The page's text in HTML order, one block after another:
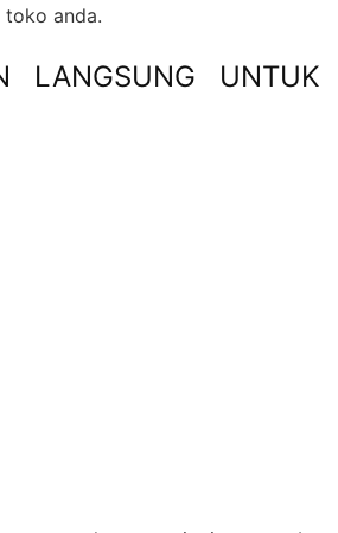
toko anda.
LANGSUNG UNTUK